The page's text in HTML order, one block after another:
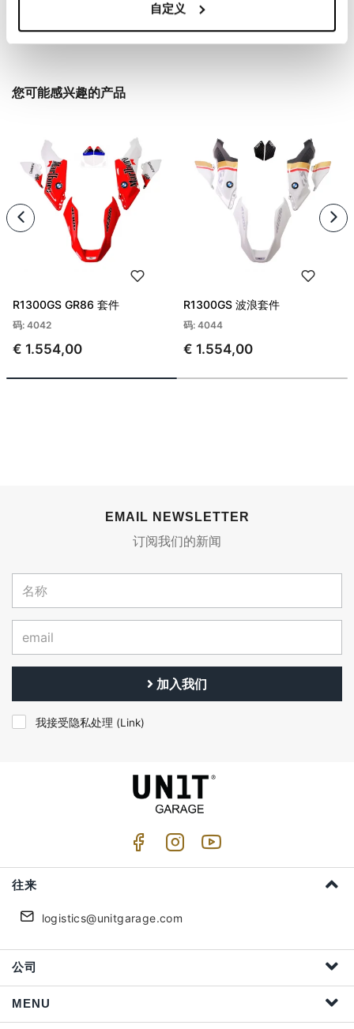
自定义
发送
您可能感兴趣的产品
R1300GS GR86 套件
码: 4042
€ 1.554,00
R1300GS 波浪套件
码: 4044
€ 1.554,00
EMAIL NEWSLETTER
订阅我们的新闻
加入我们
我接受隐私处理 (Link)
往来
logistics@unitgarage.com
公司
MENU